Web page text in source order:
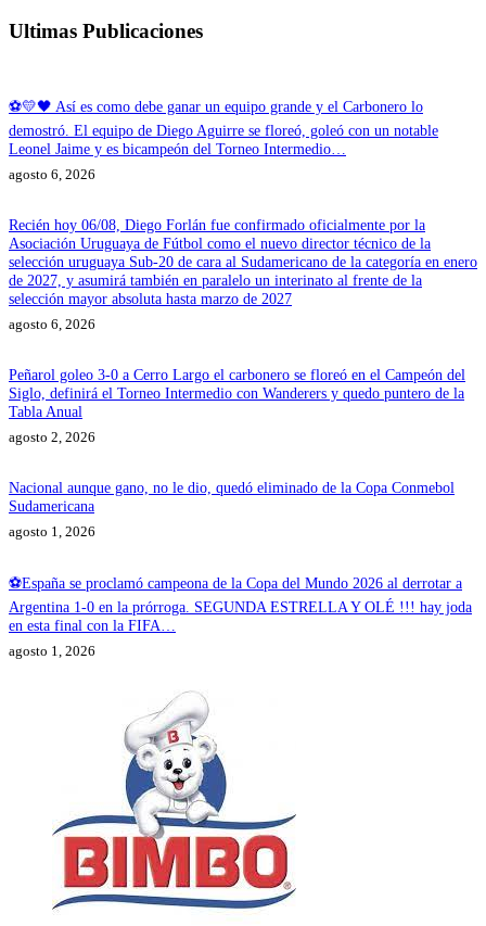
Ultimas Publicaciones
⚽💛🖤 Así es como debe ganar un equipo grande y el Carbonero lo
demostró. El equipo de Diego Aguirre se floreó, goleó con un notable
Leonel Jaime y es bicampeón del Torneo Intermedio…
agosto 6, 2026
Recién hoy 06/08, Diego Forlán fue confirmado oficialmente por la
Asociación Uruguaya de Fútbol como el nuevo director técnico de la
selección uruguaya Sub-20 de cara al Sudamericano de la categoría en enero
de 2027, y asumirá también en paralelo un interinato al frente de la
selección mayor absoluta hasta marzo de 2027
agosto 6, 2026
Peñarol goleo 3-0 a Cerro Largo el carbonero se floreó en el Campeón del
Siglo, definirá el Torneo Intermedio con Wanderers y quedo puntero de la
Tabla Anual
agosto 2, 2026
Nacional aunque gano, no le dio, quedó eliminado de la Copa Conmebol
Sudamericana
agosto 1, 2026
⚽España se proclamó campeona de la Copa del Mundo 2026 al derrotar a
Argentina 1-0 en la prórroga. SEGUNDA ESTRELLA Y OLÉ !!! hay joda
en esta final con la FIFA…
agosto 1, 2026